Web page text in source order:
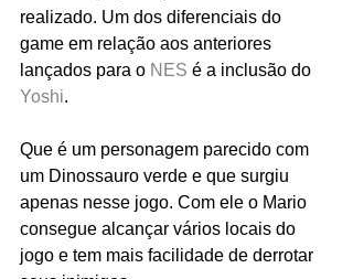
realizado. Um dos diferenciais do
game em relação aos anteriores
lançados para o NES é a inclusão do
Yoshi.
Que é um personagem parecido com
um Dinossauro verde e que surgiu
apenas nesse jogo. Com ele o Mario
consegue alcançar vários locais do
jogo e tem mais facilidade de derrotar